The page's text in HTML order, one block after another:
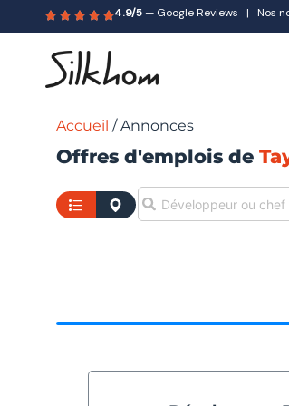
4.9/5— Google Reviews | Nos
Accueil /Annonces
Offres d'emplois de